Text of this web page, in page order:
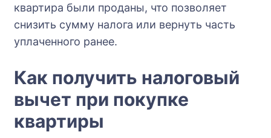
квартира были проданы, что позволяет
снизить сумму налога или вернуть часть
уплаченного ранее.
Как получить налоговый
вычет при покупке
квартиры